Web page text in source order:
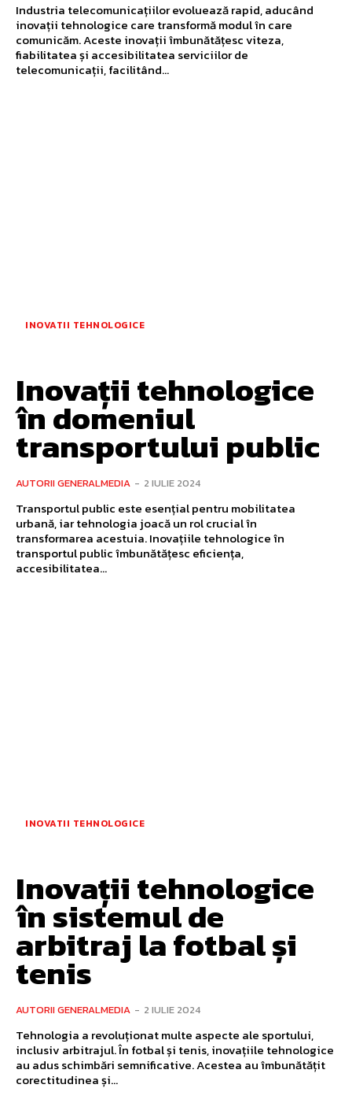
Industria telecomunicațiilor evoluează rapid, aducând
inovații tehnologice care transformă modul în care
comunicăm. Aceste inovații îmbunătățesc viteza,
fiabilitatea și accesibilitatea serviciilor de
telecomunicații, facilitând...
INOVATII TEHNOLOGICE
Inovații tehnologice
în domeniul
transportului public
AUTORII GENERALMEDIA - 2 IULIE 2024
Transportul public este esențial pentru mobilitatea
urbană, iar tehnologia joacă un rol crucial în
transformarea acestuia. Inovațiile tehnologice în
transportul public îmbunătățesc eficiența,
accesibilitatea...
INOVATII TEHNOLOGICE
Inovații tehnologice
în sistemul de
arbitraj la fotbal și
tenis
AUTORII GENERALMEDIA - 2 IULIE 2024
Tehnologia a revoluționat multe aspecte ale sportului,
inclusiv arbitrajul. În fotbal și tenis, inovațiile tehnologice
au adus schimbări semnificative. Acestea au îmbunătățit
corectitudinea și...